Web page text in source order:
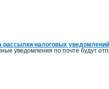
рассылки налоговых уведомлений
уведомления по почте будут